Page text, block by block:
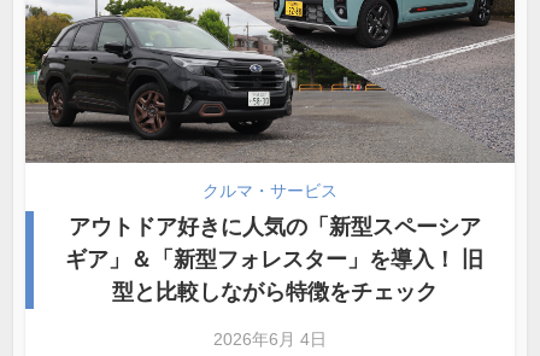
クルマ・サービス
アウトドア好きに人気の「新型スペーシア
ギア」＆「新型フォレスター」を導入！ 旧
型と比較しながら特徴をチェック
2026年6月 4日